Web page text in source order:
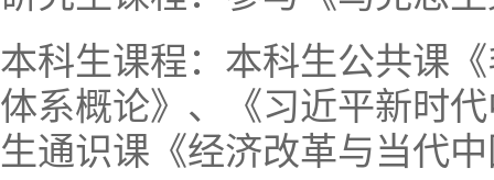
本科生课程：本科生公共课
体系概论》、《习近平新时
生通识课《经济改革与当代